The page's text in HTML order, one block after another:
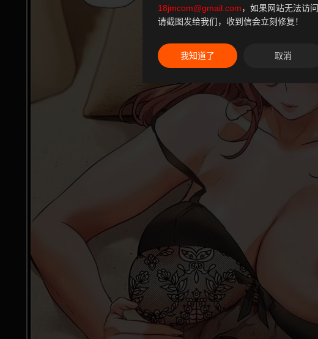
18jmcom@gmail.com，如果网站无法访问
请截图发给我们，收到信会立刻修复！
我知道了 取消